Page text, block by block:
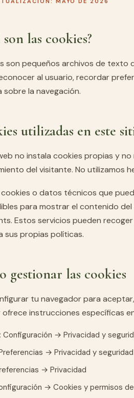
son las cookies?
son pequeños archivos de texto
al usuario, recordar
la navegación.
utilizadas en este
no instala cookies propias y
del visitante. No utilizamos
cookies o datos técnicos que
para mostrar el contenido
Estos servicios pueden
sus propias políticas.
gestionar las cookies
tu navegador para
instrucciones específicas
Configuración → Privacidad y
→ Privacidad y seguridad
→ Privacidad
→ Cookies y permisos